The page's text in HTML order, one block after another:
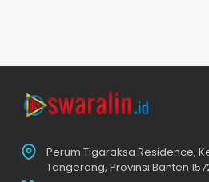
Perum Tigaraksa Residence,
Tangerang, Provinsi Banten